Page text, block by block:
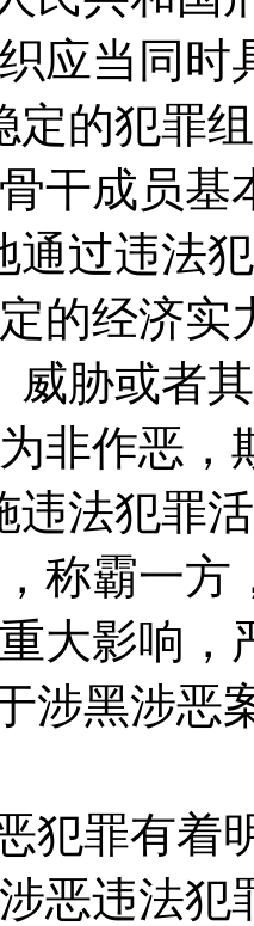
应当同时
定的犯罪
干成员基
通过违法
的经济实
威胁或者
非作恶，
违法犯罪
称霸一方
大影响，
涉黑涉恶
犯罪有着
恶违法犯